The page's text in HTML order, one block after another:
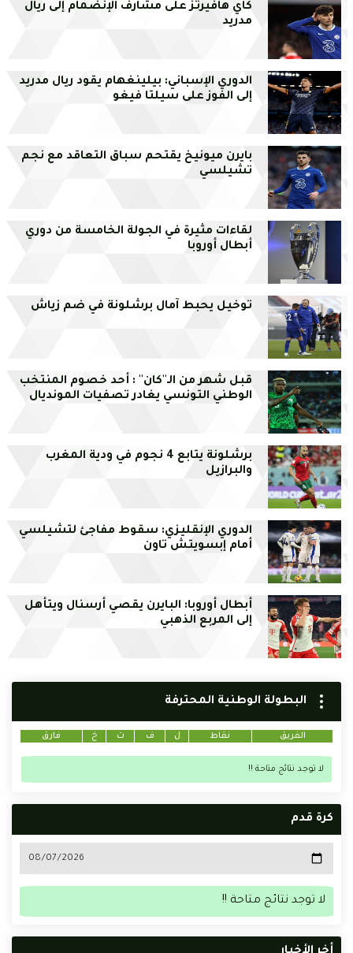
كاي هافيرتز على مشارف الإنضمام إلى ريال
مدريد
الدوري الإسباني: بيلينغهام يقود ريال مدريد
إلى الفوز على سيلتا فيغو
بايرن ميونيخ يقتحم سباق التعاقد مع نجم
تشيلسي
لقاءات مثيرة في الجولة الخامسة من دوري
أبطال أوروبا
توخيل يحبط آمال برشلونة في ضم زياش
قبل شهر من الـ''كان'' : أحد خصوم المنتخب
الوطني التونسي يغادر تصفيات المونديال
برشلونة يتابع 4 نجوم في ودية المغرب
والبرازيل
الدوري الإنقليزي: سقوط مفاجئ لتشيلسي
أمام إبسويتش تاون
أبطال أوروبا: البايرن يقصي أرسنال ويتأهل
إلى المربع الذهبي
البطولة الوطنية المحترفة
الفريق نقاط ل ف ت خ فارق
لا توجد نتائج متاحة !!
كرة قدم
لا توجد نتائج متاحة !!